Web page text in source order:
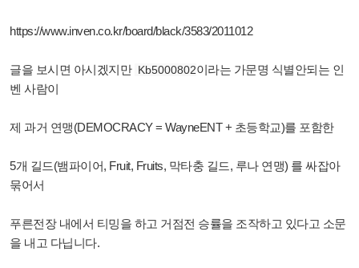
https://www.inven.co.kr/board/black/3583/2011012
글을 보시면 아시겠지만 Kb5000802이라는 가문명 식별안되는 인
벤 사람이
제 과거 연맹(DEMOCRACY = WayneENT + 초등학교)를 포함한
5개 길드(뱀파이어, Fruit, Fruits, 막타충 길드, 루나 연맹) 를 싸잡아
묶어서
푸른전장 내에서 티밍을 하고 거점전 승률을 조작하고 있다고 소문
을 내고 다닙니다.